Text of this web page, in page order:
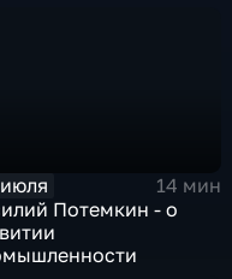
14 мин
Потемкин - о